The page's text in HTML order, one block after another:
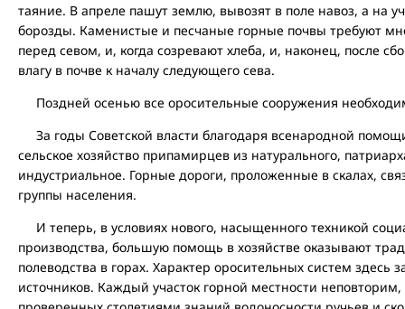
таяние. В апреле пашут землю, вывозят в поле навоз, а на
борозды. Каменистые и песчаные горные почвы требуют
перед севом, и, когда созревают хлеба, и, наконец, после
влагу в почве к началу следующего сева.
Поздней осенью все оросительные сооружения
За годы Советской власти благодаря всенародной
сельское хозяйство припамирцев из натурального,
индустриальное. Горные дороги, проложенные в скалах,
группы населения.
И теперь, в условиях нового, насыщенного техникой
производства, большую помощь в хозяйстве оказывают
полеводства в горах. Характер оросительных систем здесь
источников. Каждый участок горной местности